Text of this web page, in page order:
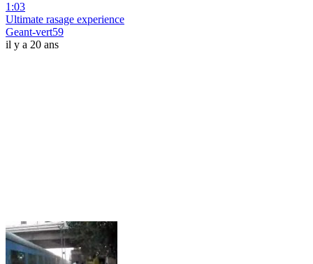
1:03
Ultimate rasage experience
Geant-vert59
il y a 20 ans